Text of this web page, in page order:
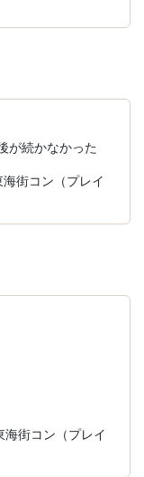
が続かなかった
街コン（プレイ
街コン（プレイ